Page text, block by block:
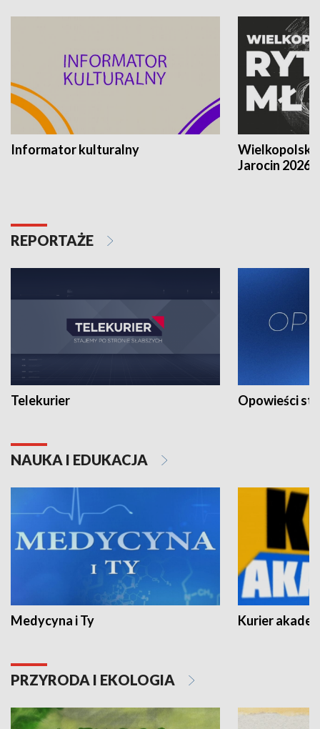
Informator kulturalny
Jarocin 2026
REPORTAŻE
Telekurier Opowieści
NAUKA I EDUKACJA
Medycyna i Ty Kurier
PRZYRODA I EKOLOGIA